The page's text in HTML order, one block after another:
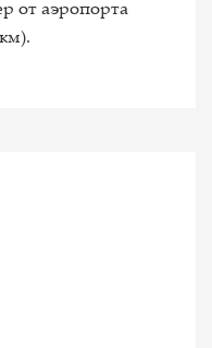
от аэропорта